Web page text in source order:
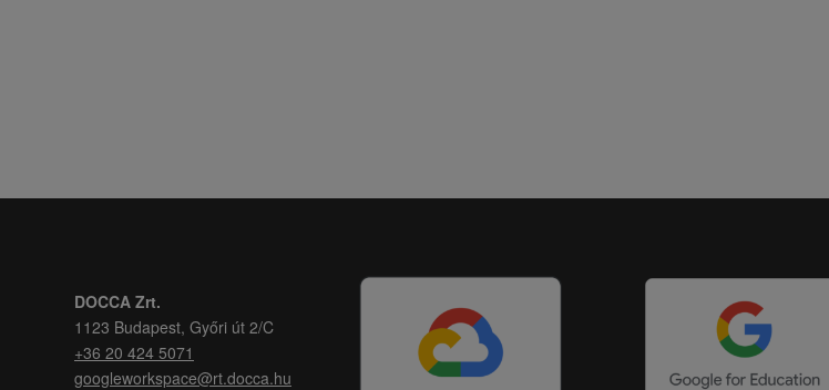
DOCCA Zrt.
1123 Budapest, Győri út 2/C
+36 20 424 5071
googleworkspace@rt.docca.hu